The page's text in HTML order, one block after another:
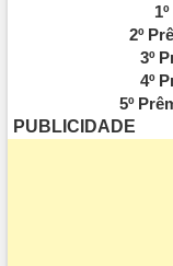
2º
3º
4º
5º
PUBLICIDADE